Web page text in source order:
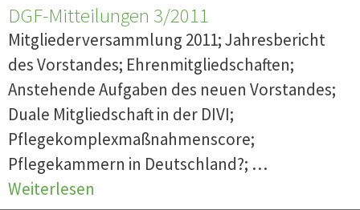
DGF-Mitteilungen 3/2011
Mitgliederversammlung 2011; Jahresbericht
des Vorstandes; Ehrenmitgliedschaften;
Anstehende Aufgaben des neuen Vorstandes;
Duale Mitgliedschaft in der DIVI;
Pflegekomplexmaßnahmenscore;
Pflegekammern in Deutschland?; …
Weiterlesen